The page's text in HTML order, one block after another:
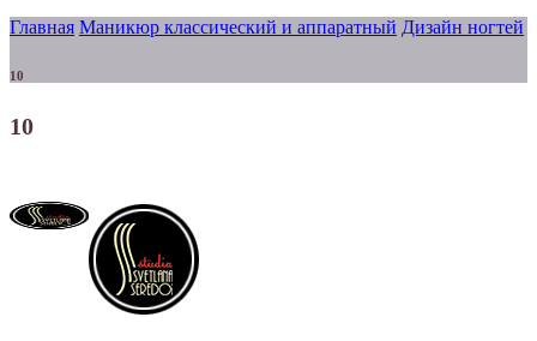
Главная Маникюр классический и аппаратный Дизайн ногтей
10
10